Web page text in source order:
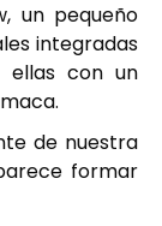
un pequeño
integradas
ellas con un
de nuestra
formar